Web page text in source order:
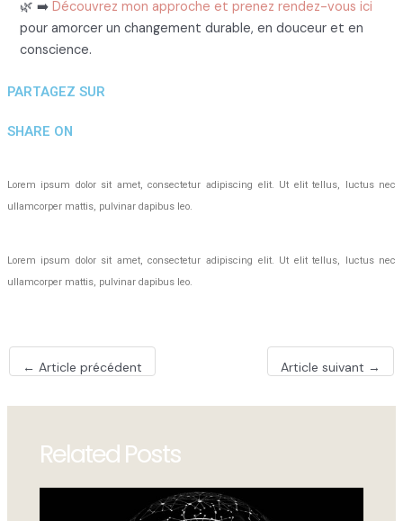
🌿 ➡️Découvrez mon approche et prenez rendez-vous ici
pour amorcer un changement durable, en douceur et en
conscience.
PARTAGEZ SUR
SHARE ON
Lorem ipsum dolor sit amet, consectetur adipiscing elit. Ut elit tellus, luctus nec
ullamcorper mattis, pulvinar dapibus leo.
Lorem ipsum dolor sit amet, consectetur adipiscing elit. Ut elit tellus, luctus nec
ullamcorper mattis, pulvinar dapibus leo.
navigation
← Article précédent Article suivant →
Related Posts